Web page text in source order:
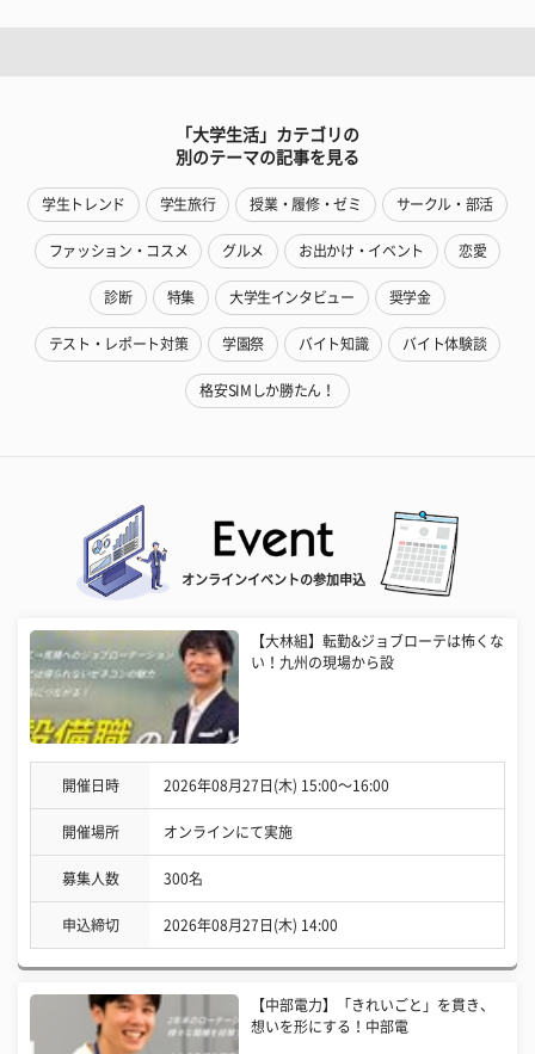
「大学生活」カテゴリの
別のテーマの記事を見る
学生トレンド 学生旅行 授業・履修・ゼミ サークル・部活
ファッション・コスメ グルメ お出かけ・イベント 恋愛
診断 特集 大学生インタビュー 奨学金
テスト・レポート対策 学園祭 バイト知識 バイト体験談
格安SIMしか勝たん！
オンラインイベントの参加申込
【大林組】転勤&ジョブローテは怖くな
い！九州の現場から設
開催日時 2026年08月27日(木) 15:00〜16:00
開催場所 オンラインにて実施
募集人数 300名
申込締切 2026年08月27日(木) 14:00
【中部電力】「きれいごと」を貫き、
想いを形にする！中部電